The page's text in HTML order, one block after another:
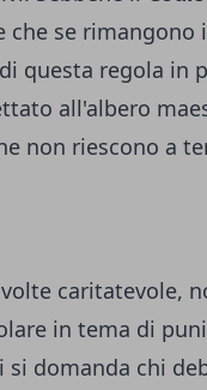
se rimangono
questa regola in
all'albero
non riescono a
caritatevole,
in tema di
si domanda chi